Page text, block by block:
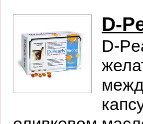
D-
D-